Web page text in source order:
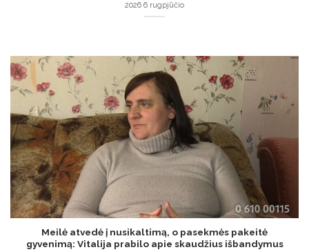
2026 6 rugpjūčio
Meilė atvedė į nusikaltimą, o pasekmės pakeitė
gyvenimą: Vitalija prabilo apie skaudžius išbandymus